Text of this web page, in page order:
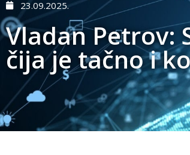
23.09.2025.
Vladan Petrov:
čija je tačno i